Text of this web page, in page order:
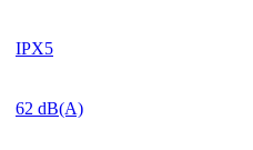
IPX5
62 dB(A)